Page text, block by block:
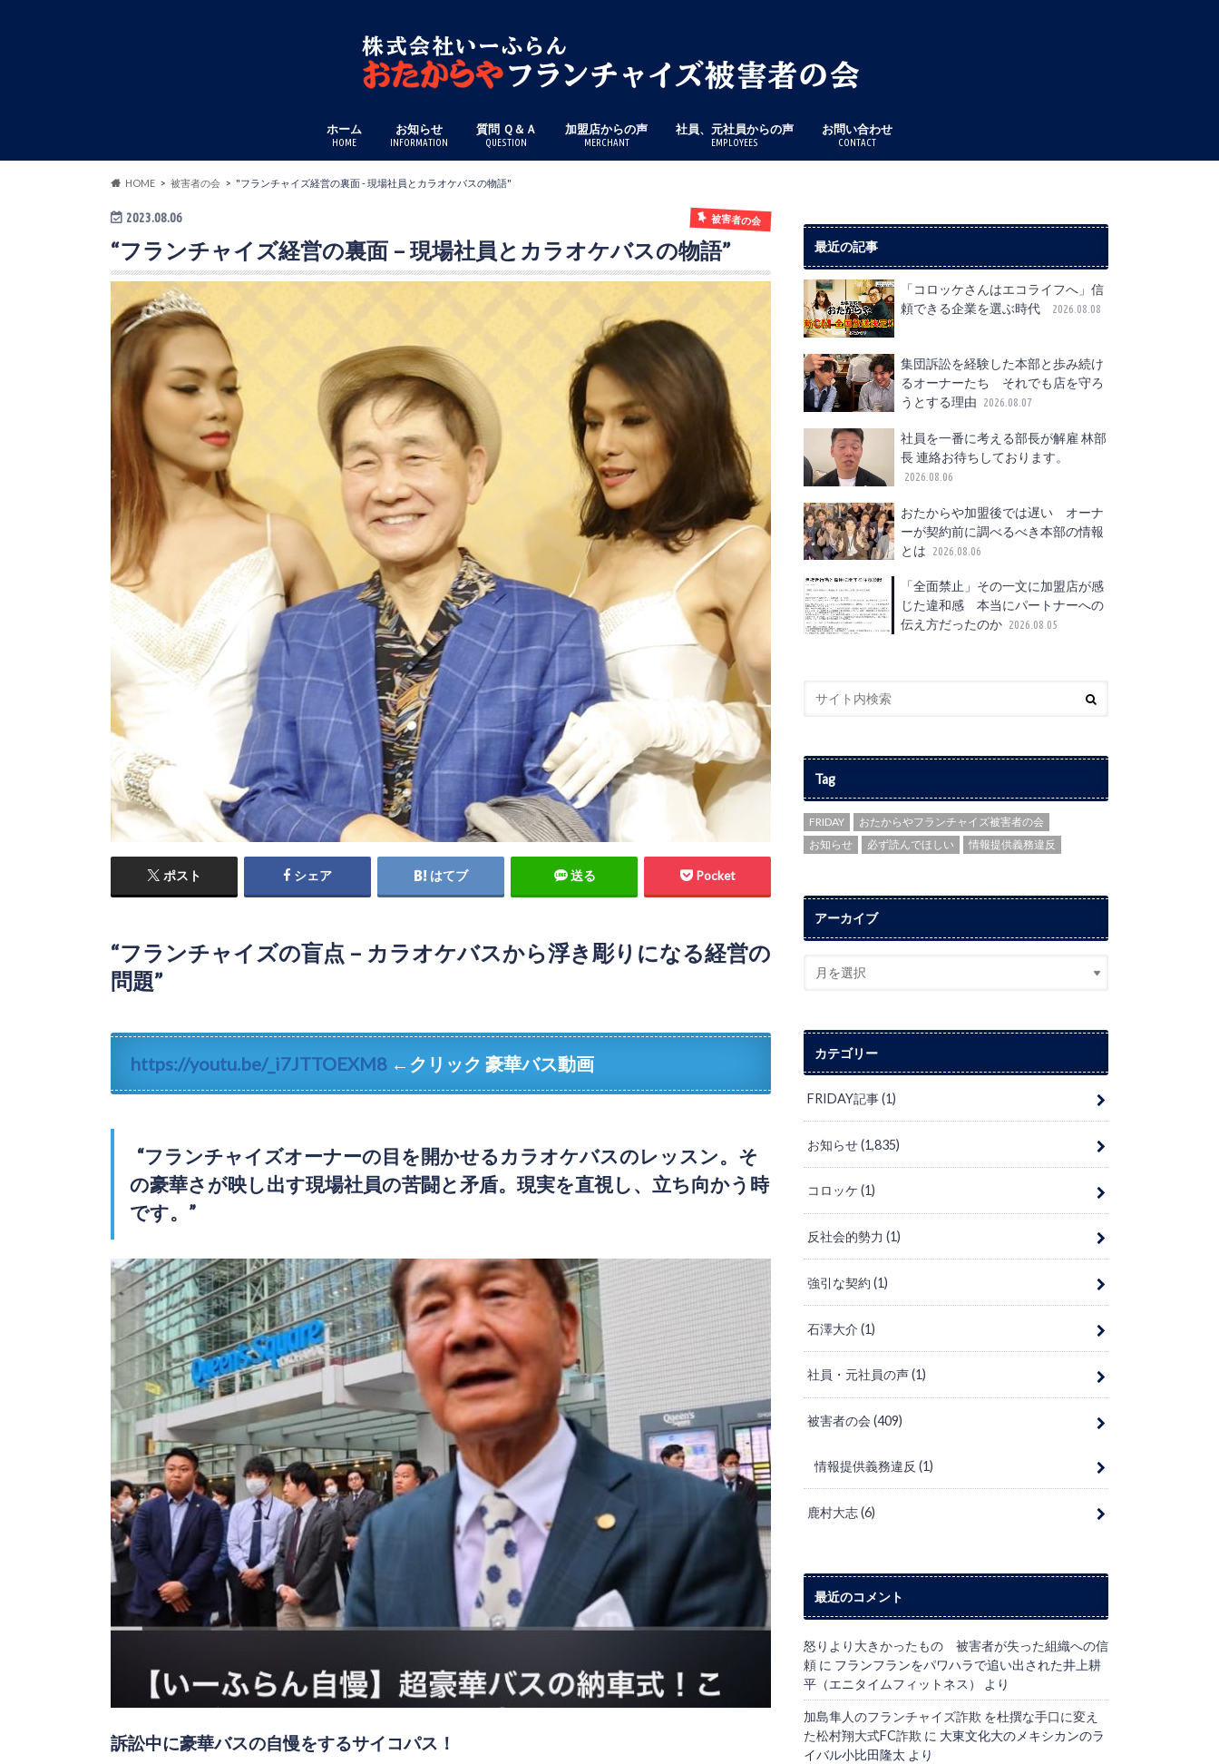
ホーム
HOME
お知らせ
INFORMATION
質問 Ｑ＆Ａ
QUESTION
加盟店からの声
MERCHANT
社員、元社員からの声
EMPLOYEES
お問い合わせ
CONTACT
HOME 被害者の会 "フランチャイズ経営の裏面 - 現場社員とカラオケバスの物語"
2023.08.06 被害者の会
“フランチャイズ経営の裏面 – 現場社員とカラオケバスの物語”
ポスト シェア はてブ 送る Pocket
“フランチャイズの盲点 – カラオケバスから浮き彫りになる経営の
問題”
https://youtu.be/_i7JTTOEXM8 ←クリック 豪華バス動画
“フランチャイズオーナーの目を開かせるカラオケバスのレッスン。そ
の豪華さが映し出す現場社員の苦闘と矛盾。現実を直視し、立ち向かう時
です。”
訴訟中に豪華バスの自慢をするサイコパス！
最近の記事
「コロッケさんはエコライフへ」信
頼できる企業を選ぶ時代
2026.08.08
集団訴訟を経験した本部と歩み続け
るオーナーたち それでも店を守ろ
うとする理由
2026.08.07
社員を一番に考える部長が解雇 林部
長 連絡お待ちしております。
2026.08.06
おたからや加盟後では遅い オーナ
ーが契約前に調べるべき本部の情報
とは
2026.08.06
「全面禁止」その一文に加盟店が感
じた違和感 本当にパートナーへの
伝え方だったのか 2026.08.05
Tag
FRIDAY
おたからやフランチャイズ被害者の会
お知らせ
必ず読んでほしい 情報提供義務違反
アーカイブ
カテゴリー
FRIDAY記事(1)
お知らせ(1,835)
コロッケ(1)
反社会的勢力(1)
強引な契約(1)
石澤大介(1)
社員・元社員の声(1)
被害者の会(409)
情報提供義務違反 (1)
鹿村大志(6)
最近のコメント
怒りより大きかったもの 被害者が失った組織への信
頼 に フランフランをパワハラで追い出された井上耕
平（エニタイムフィットネス）
より
加島隼人のフランチャイズ詐欺 を杜撰な手口に変え
た松村翔大式FC詐欺 に 大東文化大のメキシカンのラ
イバル小比田隆太 より